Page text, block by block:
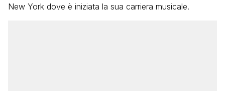
New York dove è iniziata la sua carriera musicale.